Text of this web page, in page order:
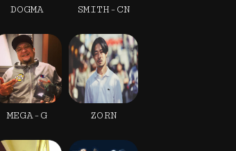
DOGMA SMITH-CN
MEGA-G ZORN